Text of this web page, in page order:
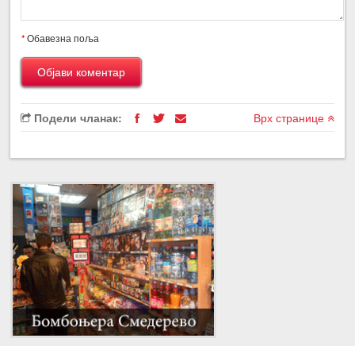
*Обавезна поља
Подели чланак: Врх странице